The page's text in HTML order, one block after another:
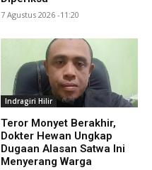
7 Agustus 2026 -11:20
Indragiri Hilir
Teror Monyet Berakhir,
Dokter Hewan Ungkap
Dugaan Alasan Satwa Ini
Menyerang Warga